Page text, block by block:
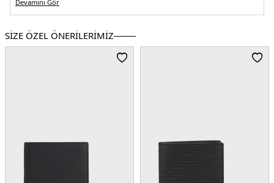
5DE150548763001.07
Devamını Gör
SİZE ÖZEL ÖNERİLERİMİZ